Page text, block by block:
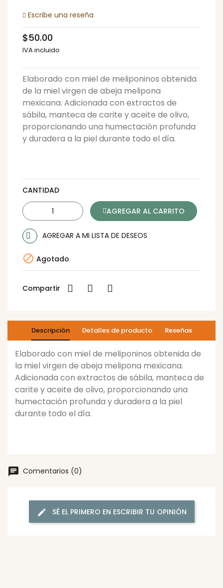
Escribe una reseña
$50.00
IVA incluido
Elaborado con miel de meliponinos obtenida
de la miel virgen de abeja melipona
mexicana. Adicionada con extractos de
sábila, manteca de carite y aceite de olivo,
proporcionando una humectación profunda
y duradera a la piel durante todo el día.
CANTIDAD
AGREGAR AL CARRITO
AGREGAR A MI LISTA DE DESEOS
 Agotado
Compartir
Descripción Detalles de producto Reseñas
Elaborado con miel de meliponinos obtenida de
la miel virgen de abeja melipona mexicana.
Adicionada con extractos de sábila, manteca de
carite y aceite de olivo, proporcionando una
humectación profunda y duradera a la piel
durante todo el día.
Comentarios (0)
SÉ EL PRIMERO EN ESCRIBIR TU OPINIÓN